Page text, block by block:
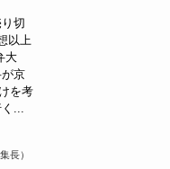
切
以上
大
京
を考
...
長）